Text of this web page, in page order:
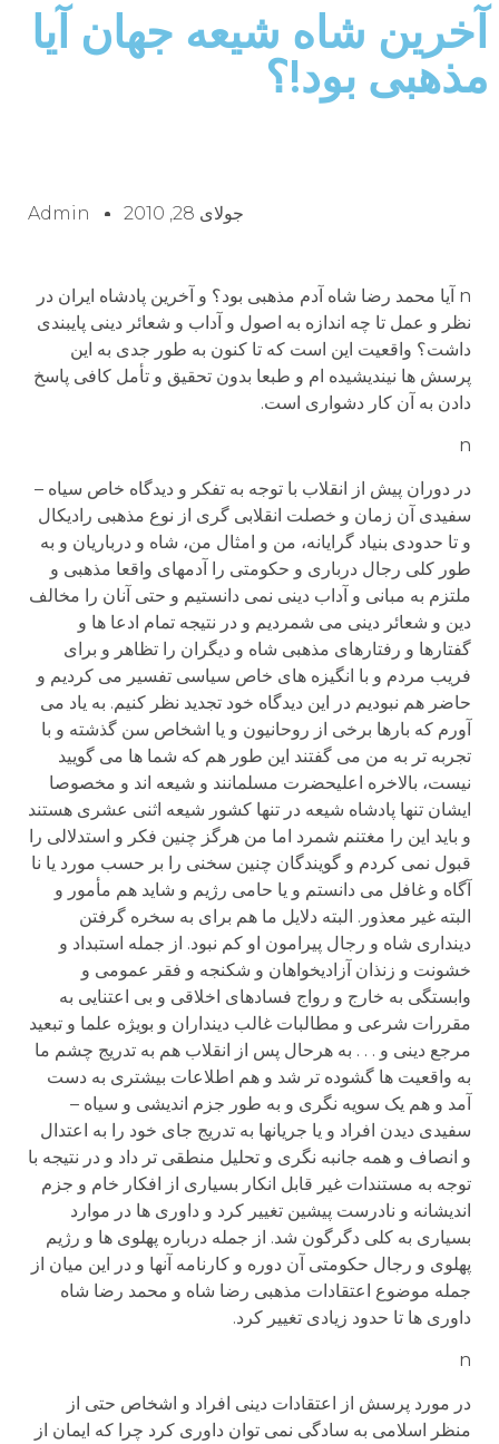
آخرین شاه شیعه جهان آیا
مذهبی بود!؟
جولای 28, 2010 Admin
n آیا محمد رضا شاه آدم مذهبی بود؟ و آخرین پادشاه ایران در
نظر و عمل تا چه اندازه به اصول و آداب و شعائر دینی پایبندی
داشت؟ واقعیت این است که تا کنون به طور جدی به این
پرسش ها نیندیشیده ام و طبعا بدون تحقیق و تأمل کافی پاسخ
دادن به آن کار دشواری است.
n
در دوران پیش از انقلاب با توجه به تفکر و دیدگاه خاص سیاه –
سفیدی آن زمان و خصلت انقلابی گری از نوع مذهبی رادیکال
و تا حدودی بنیاد گرایانه، من و امثال من، شاه و درباریان و به
طور کلی رجال درباری و حکومتی را آدمهای واقعا مذهبی و
ملتزم به مبانی و آداب دینی نمی دانستیم و حتی آنان را مخالف
دین و شعائر دینی می شمردیم و در نتیجه تمام ادعا ها و
گفتارها و رفتارهای مذهبی شاه و دیگران را تظاهر و برای
فریب مردم و با انگیزه های خاص سیاسی تفسیر می کردیم و
حاضر هم نبودیم در این دیدگاه خود تجدید نظر کنیم. به یاد می
آورم که بارها برخی از روحانیون و یا اشخاص سن گذشته و با
تجربه تر به من می گفتند این طور هم که شما ها می گویید
نیست، بالاخره اعلیحضرت مسلمانند و شیعه اند و مخصوصا
ایشان تنها پادشاه شیعه در تنها کشور شیعه اثنی عشری هستند
و باید این را مغتنم شمرد اما من هرگز چنین فکر و استدلالی را
قبول نمی کردم و گویندگان چنین سخنی را بر حسب مورد یا نا
آگاه و غافل می دانستم و یا حامی رژیم و شاید هم مأمور و
البته غیر معذور. البته دلایل ما هم برای به سخره گرفتن
دینداری شاه و رجال پیرامون او کم نبود. از جمله استبداد و
خشونت و زنذان آزادیخواهان و شکنجه و فقر عمومی و
وابستگی به خارج و رواج فسادهای اخلاقی و بی اعتنایی به
مقررات شرعی و مطالبات غالب دینداران و بویژه علما و تبعید
مرجع دینی و . . . به هرحال پس از انقلاب هم به تدریج چشم ما
به واقعیت ها گشوده تر شد و هم اطلاعات بیشتری به دست
آمد و هم یک سویه نگری و به طور جزم اندیشی و سیاه –
سفیدی دیدن افراد و یا جریانها به تدریج جای خود را به اعتدال
و انصاف و همه جانبه نگری و تحلیل منطقی تر داد و در نتیجه با
توجه به مستندات غیر قابل انکار بسیاری از افکار خام و جزم
اندیشانه و نادرست پیشین تغییر کرد و داوری ها در موارد
بسیاری به کلی دگرگون شد. از جمله درباره پهلوی ها و رژیم
پهلوی و رجال حکومتی آن دوره و کارنامه آنها و در این میان از
جمله موضوع اعتقادات مذهبی رضا شاه و محمد رضا شاه
داوری ها تا حدود زیادی تغییر کرد.
n
در مورد پرسش از اعتقادات دینی افراد و اشخاص حتی از
منظر اسلامی به سادگی نمی توان داوری کرد چرا که ایمان از